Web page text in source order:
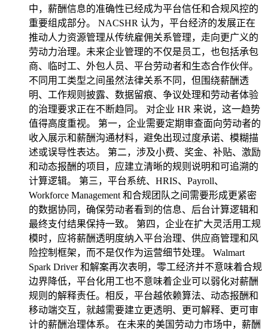
中，薪酬信息的准确性已经成为平台信任和合规风控的
重要组成部分。 NACSHR 认为，平台经济的发展正在
推动人力资源管理从传统雇佣关系管理，走向更广义的
劳动力治理。未来企业管理的不仅是员工，也包括承包
商、临时工、外包人员、平台劳动者和生态合作伙伴。
不同用工类型之间虽然法律关系不同，但围绕薪酬透
明、工作规则披露、数据留痕、争议处理和劳动者体验
的治理要求正在不断趋同。 对企业 HR 来说，这一趋势
值得高度重视。 第一，企业需要定期审查面向劳动者的
收入展示和薪酬沟通材料，避免出现过度承诺、模糊描
述或误导性表达。 第二，涉及小费、奖金、补贴、激励
和动态报酬的项目，应建立清晰的规则说明和可追溯的
计算逻辑。 第三，平台系统、HRIS、Payroll、
Workforce Management 和合规团队之间需要形成更紧密
的数据协同，确保劳动者看到的信息、后台计算逻辑和
最终支付结果保持一致。 第四，企业在扩大灵活用工规
模时，应将薪酬透明度纳入平台治理、供应商管理和风
险控制框架，而不是仅作为运营细节处理。 Walmart
Spark Driver 和解案再次表明，零工经济并不意味着合规
边界降低，平台化用工也不意味着企业可以弱化对薪酬
规则的解释责任。相反，平台越依赖算法、动态报酬和
移动端交互，就越需要建立更透明、更可解释、更可审
计的薪酬治理体系。 在未来的美国劳动力市场中，薪酬